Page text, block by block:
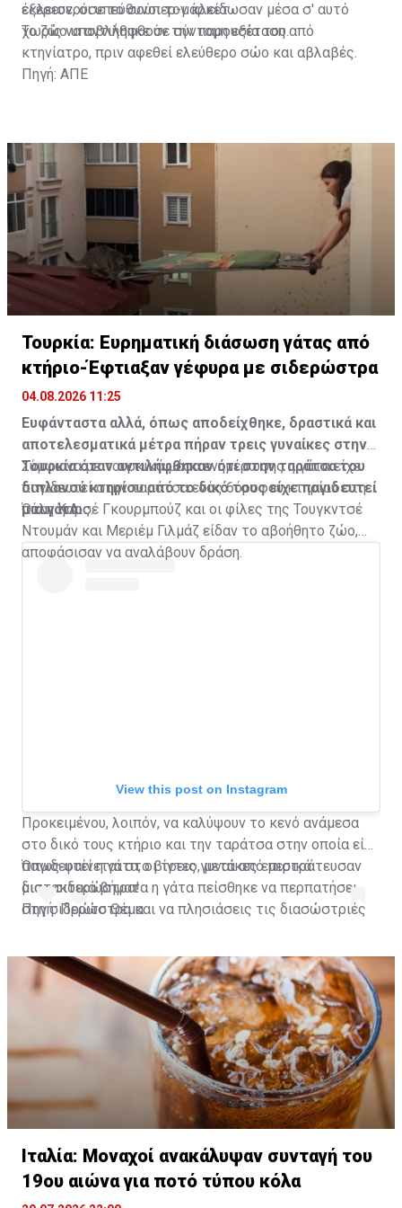
έκλεισε, οι υπεύθυνοι τον κλείδωσαν μέσα σ' αυτό
χωρίς να αντιληφθούν την παρουσία του.
εξερευνούσε το σούπερ-μάρκετ.
Το ζώο υποβλήθηκε σε σύντομη εξέταση από
κτηνίατρο, πριν αφεθεί ελεύθερο σώο και αβλαβές.
Πηγή: ΑΠΕ
Τουρκία: Ευρηματική διάσωση γάτας από
κτήριο-Έφτιαξαν γέφυρα με σιδερώστρα
04.08.2026 11:25
Ευφάνταστα αλλά, όπως αποδείχθηκε, δραστικά και
αποτελεσματικά μέτρα πήραν τρεις γυναίκες στην
Τουρκία όταν αντιλήφθηκαν ότι στην ταράτσα του
διπλανού κτηρίου από το δικό τους είχε παγιδευτεί
μια γάτα.
Σύμφωνα με τουρκικά μέσα ενημέρωσης η γάτα είχε
παγιδευτεί στην ταράτσα ενός 6όροφου κτηρίου στην
πόλη Καρς.
Όταν η Αισέ Γκουρμπούζ και οι φίλες της Τουγκντσέ
Ντουμάν και Μεριέμ Γιλμάζ είδαν το αβοήθητο ζώο,
αποφάσισαν να αναλάβουν δράση.
View this post on Instagram
A post shared by Habertürk TV (@haberturktv)
Προκειμένου, λοιπόν, να καλύψουν το κενό ανάμεσα
στο δικό τους κτήριο και την ταράτσα στην οποία είχε
παγιδευτεί η γάτα, οι τρεις γυναίκες επιστράτευσαν
μια... σιδερώστρα!
Όπως φαίνεται στο βίντεο, μετά από μερικά
διστακτικά βήματα η γάτα πείσθηκε να περπατήσει
στη σιδερώστρα και να πλησιάσεις τις διασώστριές
Πηγή: Πρώτο Θέμα
Ιταλία: Μοναχοί ανακάλυψαν συνταγή του
19ου αιώνα για ποτό τύπου κόλα